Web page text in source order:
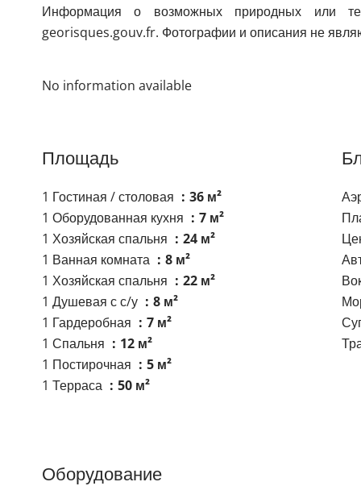
Информация о возможных природных или
georisques.gouv.fr. Фотографии и описания не
No information available
Площадь
1 Гостиная / столовая
36 м²
1 Оборудованная кухня
7 м²
1 Хозяйская спальня
24 м²
1 Ванная комната
8 м²
1 Хозяйская спальня
22 м²
1 Душевая с с/у
8 м²
1 Гардеробная
7 м²
1 Спальня
12 м²
1 Постирочная
5 м²
1 Терраса
50 м²
Оборудование